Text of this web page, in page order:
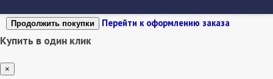
Продолжить покупки Перейти к оформлению заказа
Купить в один клик
×